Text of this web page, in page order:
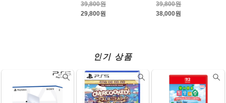
39,800원
29,800원
39,800원
38,000원
인기 상품